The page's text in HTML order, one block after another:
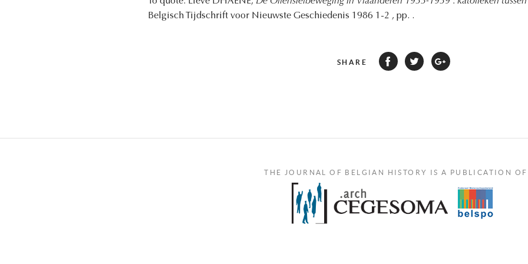
Belgisch Tijdschrift voor Nieuwste Geschiedenis 1986 1-2 , pp. .
SHARE
THE JOURNAL OF BELGIAN HISTORY IS A PUBLICATION OF